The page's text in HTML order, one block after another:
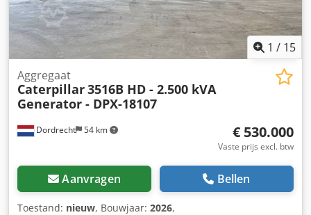
1 / 15
Dordrecht 54 km
Aggregaat
Caterpillar3516B HD - 2.500 kVA
Generator - DPX-18107
€ 530.000
Vaste prijs excl. btw
Aanvragen Bellen
Toestand: nieuw, Bouwjaar: 2026,